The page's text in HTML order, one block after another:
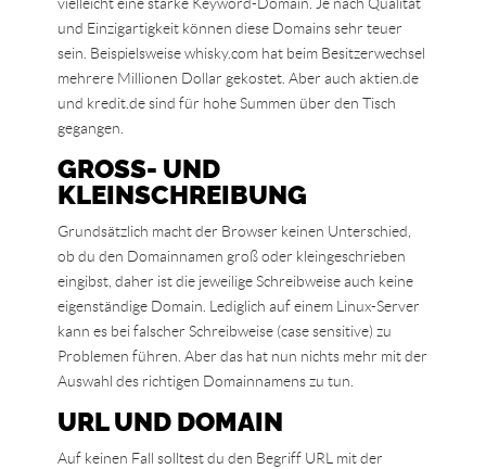
vielleicht eine starke Keyword-Domain. Je nach Qualität
und Einzigartigkeit können diese Domains sehr teuer
sein. Beispielsweise whisky.com hat beim Besitzerwechsel
mehrere Millionen Dollar gekostet. Aber auch aktien.de
und kredit.de sind für hohe Summen über den Tisch
gegangen.
GROSS- UND K
LEINSCHREIBUNG
Grundsätzlich macht der Browser keinen Unterschied,
ob du den Domainnamen groß oder kleingeschrieben
eingibst, daher ist die jeweilige Schreibweise auch keine
eigenständige Domain. Lediglich auf einem Linux-Server
kann es bei falscher Schreibweise (case sensitive) zu
Problemen führen. Aber das hat nun nichts mehr mit der
Auswahl des richtigen Domainnamens zu tun.
URL UND DOMAIN
Auf keinen Fall solltest du den Begriff URL mit der